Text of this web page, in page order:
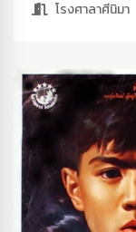
โรงศาลาศีนิมา